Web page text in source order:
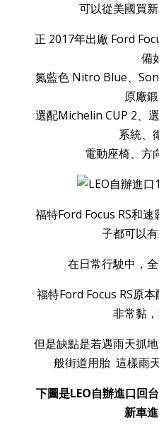
可以從美國買新
正 2017年出廠 Ford
備
氮藍色 Nitro Blue、
原廠
選配Michelin CUP 2、
系統、
電動座椅、方
福特Ford Focus RS和
子都可以
在日常行駛中，
福特Ford Focus RS原
非常黏
但是缺點是若遇雨天抓
般街道用胎 這樣雨
下圖是LEO自辦進口回
新車